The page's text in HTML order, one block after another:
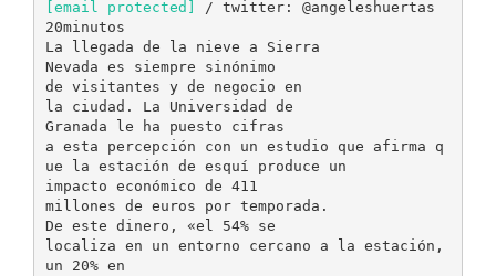
[email protected]
/ twitter: @angeleshuertas
20minutos
La llegada de la nieve a Sierra
Nevada es siempre sinónimo
de visitantes y de negocio en
la ciudad. La Universidad de
Granada le ha puesto cifras
a esta percepción con un estudio que afirma q
ue la estación de esquí produce un
impacto económico de 411
millones de euros por temporada.
De este dinero, «el 54% se
localiza en un entorno cercano a la estación,
un 20% en